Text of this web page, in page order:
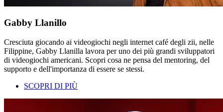
Gabby Llanillo
Cresciuta giocando ai videogiochi negli internet café degli zii, nelle
Filippine, Gabby Llanilla lavora per uno dei più grandi sviluppatori
di videogiochi americani. Scopri cosa ne pensa del mentoring, del
supporto e dell'importanza di essere se stessi.
SCOPRI DI PIÙ